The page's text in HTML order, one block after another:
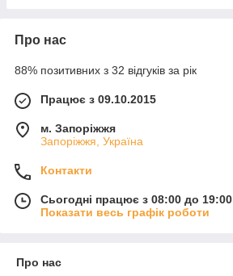
Про нас
88% позитивних з 32 відгуків за рік
Працює з 09.10.2015
м. Запоріжжя
Запоріжжя, Україна
Контакти
Сьогодні працює з 08:00 до 19:00
Показати весь графік роботи
Про нас